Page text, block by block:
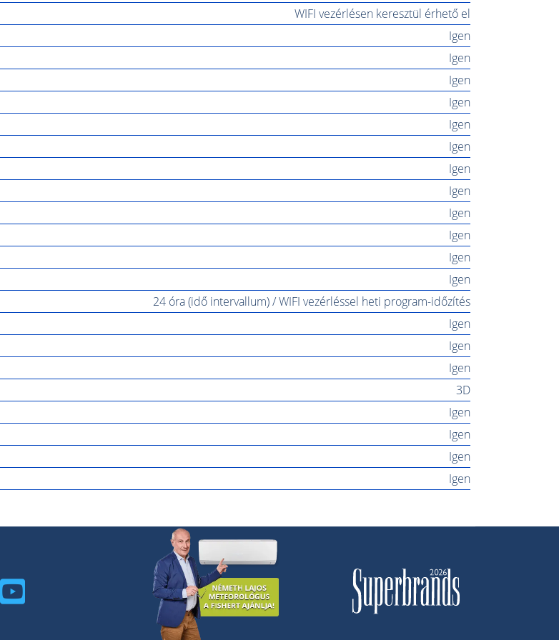
WIFI vezérlésen keresztül érhető el
Igen
Igen
Igen
Igen
Igen
Igen
Igen
Igen
Igen
Igen
Igen
Igen
24 óra (idő intervallum) / WIFI vezérléssel heti program-időzítés
Igen
Igen
Igen
3D
Igen
Igen
Igen
Igen